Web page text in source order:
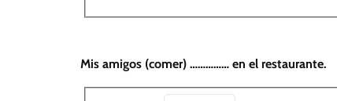
Mis amigos (comer) …………… en el restaurante.